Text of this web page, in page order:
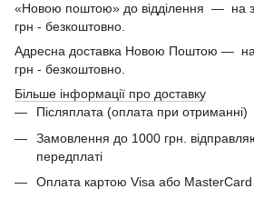
«Новою поштою» до відділення — на
грн - безкоштовно.
Адресна доставка Новою Поштою — на
грн - безкоштовно.
Більше інформації про доставку
Післяплата (оплата при отриманні)
Замовлення до 1000 грн.
передплаті
Оплата картою Visa або MasterCard